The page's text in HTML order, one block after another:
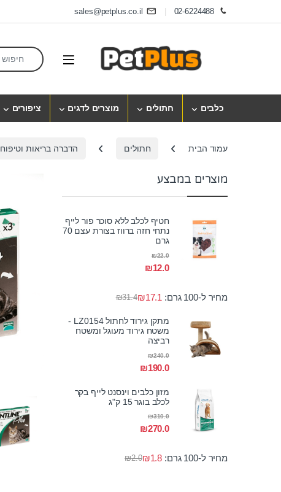
Skip to navigation
02-6224488
sales@petplus.co.il
Open
Search for:
כלבים חתולים מוצרים לדגים ציפורים
עמוד הבית חתולים הדברה בריאות וטיפוח
מוצרים במבצע
חטיף לכלב ללא סוכר פור לייף
נתחי חזה ברווז בצורת עצם 70
גרם
₪12.0
₪22.0
מחיר ל-100 גרם: ₪31.4₪17.1
מתקן גירוד לחתול LZ0154 -
משטח גירוד מעוגל ומשטח
רביצה
₪190.0
₪240.0
מזון כלבים וינסנט לייף בקר
לכלב בוגר 15 ק"ג
₪270.0
₪310.0
מחיר ל-100 גרם: ₪2.0₪1.8